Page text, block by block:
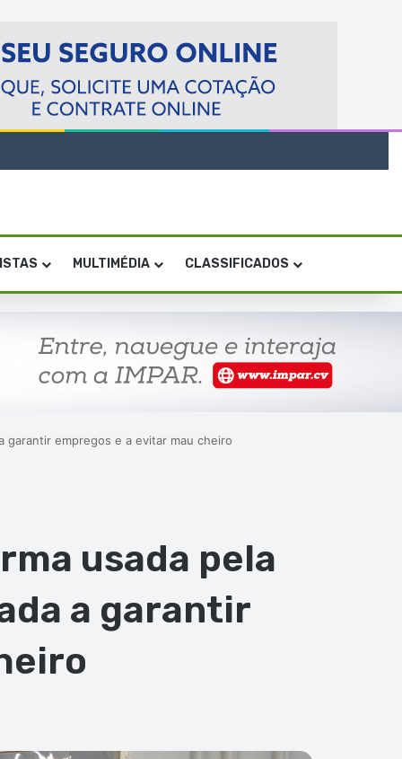
MULTIMÉDIA CLASSIFICADOS
garantir empregos e a evitar mau cheiro
usada pela
a garantir